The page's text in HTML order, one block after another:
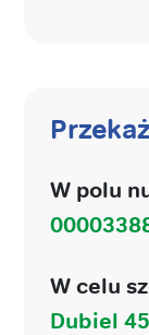
W polu
W celu
Dubiel